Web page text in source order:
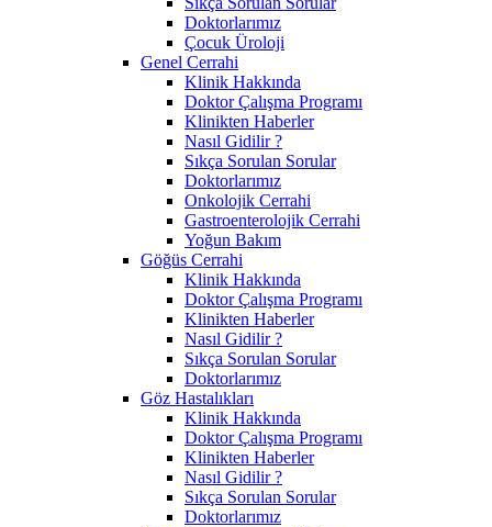
Doktorlarımız
Çocuk Üroloji
Genel Cerrahi
Klinik Hakkında
Doktor Çalışma Programı
Klinikten Haberler
Nasıl Gidilir ?
Sıkça Sorulan Sorular
Doktorlarımız
Onkolojik Cerrahi
Gastroenterolojik Cerrahi
Yoğun Bakım
Göğüs Cerrahi
Klinik Hakkında
Doktor Çalışma Programı
Klinikten Haberler
Nasıl Gidilir ?
Sıkça Sorulan Sorular
Doktorlarımız
Göz Hastalıkları
Klinik Hakkında
Doktor Çalışma Programı
Klinikten Haberler
Nasıl Gidilir ?
Sıkça Sorulan Sorular
Doktorlarımız